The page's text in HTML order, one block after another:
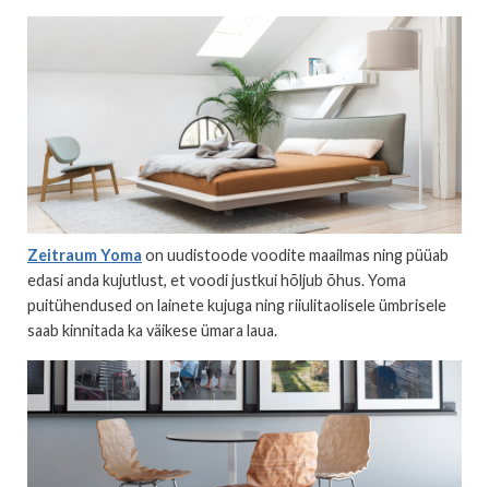
Zeitraum Yoma on uudistoode voodite maailmas ning püüab
edasi anda kujutlust, et voodi justkui hõljub õhus. Yoma
puitühendused on lainete kujuga ning riiulitaolisele ümbrisele
saab kinnitada ka väikese ümara laua.